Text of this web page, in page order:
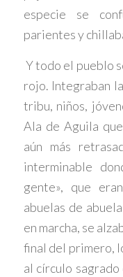
especie se
parientes y
Y todo el pueblo
rojo. Integraban
tribu, niños,
Ala de Aguila
aún más
interminable
gente», que
abuelas de
en marcha, se
final del primero,
al círculo